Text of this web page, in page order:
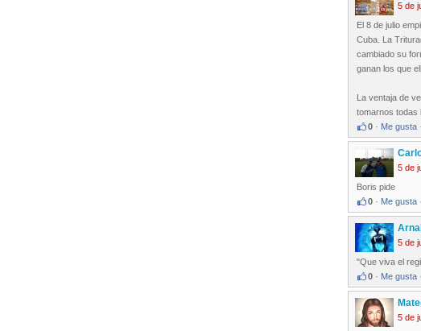
5 de
El 8 de julio
Cuba. La
cambiado su
ganan los que
La ventaja de
tomarnos todas
0 · Me gusta ·
5 de
Boris pide
0 · Me gusta ·
5 de
"Que viva el
0 · Me gusta ·
5 de